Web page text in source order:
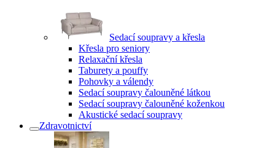
Sedací soupravy a křesla
Křesla pro seniory
Relaxační křesla
Taburety a pouffy
Pohovky a válendy
Sedací soupravy čalouněné látkou
Sedací soupravy čalouněné koženkou
Akustické sedací soupravy
Zdravotnictví